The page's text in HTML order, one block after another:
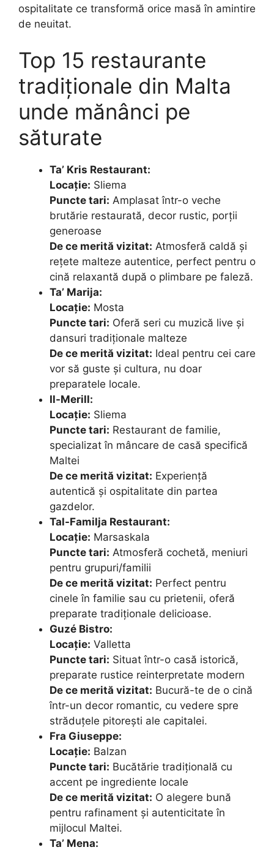
ospitalitate ce transformă orice masă în amintire
de neuitat.
Top 15 restaurante
tradiționale din Malta
unde mănânci pe
săturate
Ta’ Kris Restaurant:
Locație: Sliema
Puncte tari: Amplasat într-o veche
brutărie restaurată, decor rustic, porții
generoase
De ce merită vizitat: Atmosferă caldă și
rețete malteze autentice, perfect pentru o
cină relaxantă după o plimbare pe faleză.
Ta’ Marija:
Locație: Mosta
Puncte tari: Oferă seri cu muzică live și
dansuri tradiționale malteze
De ce merită vizitat: Ideal pentru cei care
vor să guste și cultura, nu doar
preparatele locale.
Il-Merill:
Locație: Sliema
Puncte tari: Restaurant de familie,
specializat în mâncare de casă specifică
Maltei
De ce merită vizitat: Experiență
autentică și ospitalitate din partea
gazdelor.
Tal-Familja Restaurant:
Locație: Marsaskala
Puncte tari: Atmosferă cochetă, meniuri
pentru grupuri/familii
De ce merită vizitat: Perfect pentru
cinele în familie sau cu prietenii, oferă
preparate tradiționale delicioase.
Guzé Bistro:
Locație: Valletta
Puncte tari: Situat într-o casă istorică,
preparate rustice reinterpretate modern
De ce merită vizitat: Bucură-te de o cină
într-un decor romantic, cu vedere spre
străduțele pitorești ale capitalei.
Fra Giuseppe:
Locație: Balzan
Puncte tari: Bucătărie tradițională cu
accent pe ingrediente locale
De ce merită vizitat: O alegere bună
pentru rafinament și autenticitate în
mijlocul Maltei.
Ta’ Mena: